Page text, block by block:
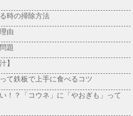
時の掃除方法
由
題
】
て鉄板で上手に食べるコツ
！？「コウネ」に「やおぎも」って